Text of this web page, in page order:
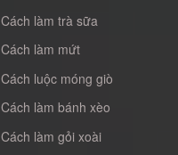
Cách làm trà sữa
Cách làm mứt
Cách luộc móng giò
Cách làm bánh xèo
Cách làm gỏi xoài